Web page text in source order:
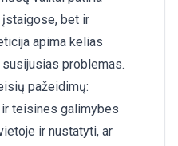
įstaigose, bet ir
apima kelias
problemas.
pažeidimų:
teisines galimybes
ir nustatyti, ar